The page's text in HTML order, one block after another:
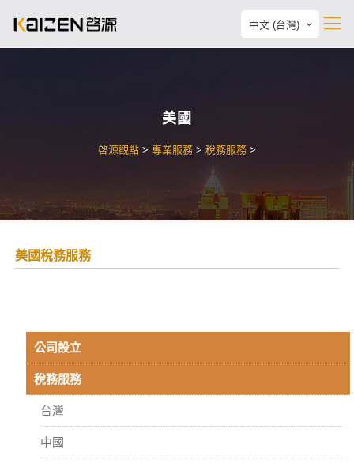
中文 (台灣)
美國
啓源觀點 > 專業服務 > 稅務服務 >
美國稅務服務
公司設立
稅務服務
台灣
中國